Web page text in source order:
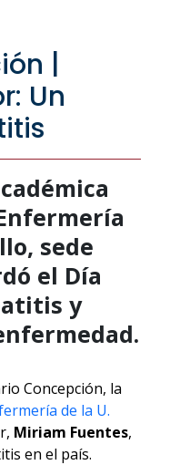
|
Un
sede
el Día
y
Concepción, la
de la U.
Miriam Fuentes,
en el país.